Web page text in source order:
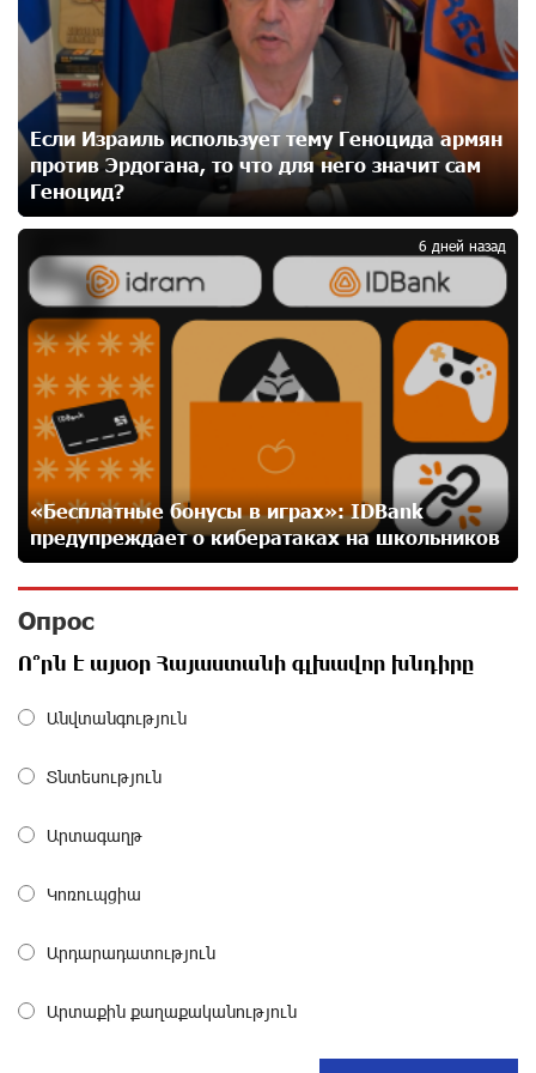
23 дней назад
День благодарности клиентам в Ванадзоре: IDBank
24 дней назад
Пашинян замотивирован уничтожить Армению․
26 дней назад
«Мой лес Армения» — бенефициар инициативы
«Сила одного драма» в июле
26 дней назад
Станьте акционером Юнибанка и воспользуйтесь
выгодным инвестиционным предложением
26 дней назад
сотрудничестве с Конверс МСБ
Карапетян
Зачем Пашинян полетел в Россию?․ Аршак
Карапетян
Рост цен на продукты в Армении ускорился до 8,6%:
Если Израиль использует тему Геноцида армян
против Эрдогана, то что для него значит сам
Геноцид?
«Бесплатные бонусы в играх»: IDBank
предупреждает о кибератаках на школьников
6 дней назад
5
Опрос
Ո՞րն է այսօր Հայաստանի գլխավոր խնդիրը
Անվտանգություն
Տնտեսություն
Արտագաղթ
Կոռուպցիա
Արդարադատություն
Արտաքին քաղաքականություն